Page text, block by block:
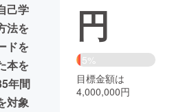
活性化
Good
CAMPFIRE Creation
納税machi-ya コミュニティ
己学
法を
ドを
本を
年間
対象
円
5%
目標金額は
4,000,000円